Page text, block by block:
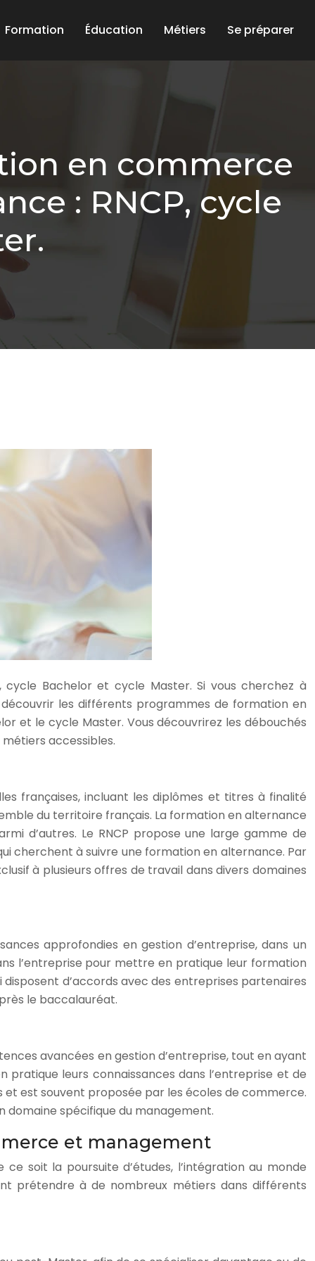
Formation Éducation Métiers Se préparer
en commerce
: RNCP, cycle
Bachelor et cycle Master. Si vous cherchez à
les différents programmes de formation en
et le cycle Master. Vous découvrirez les débouchés
accessibles.
françaises, incluant les diplômes et titres à finalité
du territoire français. La formation en alternance
d’autres. Le RNCP propose une large gamme de
cherchent à suivre une formation en alternance. Par
à plusieurs offres de travail dans divers domaines
approfondies en gestion d’entreprise, dans un
l’entreprise pour mettre en pratique leur formation
d’accords avec des entreprises partenaires
le baccalauréat.
avancées en gestion d’entreprise, tout en ayant
leurs connaissances dans l’entreprise et de
est souvent proposée par les écoles de commerce.
domaine spécifique du management.
et management
soit la poursuite d’études, l’intégration au monde
prétendre à de nombreux métiers dans différents